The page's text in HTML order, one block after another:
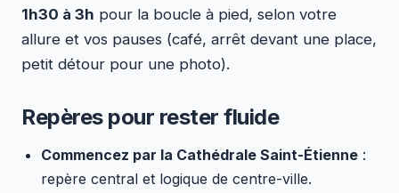
1h30 à 3h pour la boucle à pied, selon votre
allure et vos pauses (café, arrêt devant une place,
petit détour pour une photo).
Repères pour rester fluide
Commencez par la Cathédrale Saint-Étienne:
repère central et logique de centre-ville.